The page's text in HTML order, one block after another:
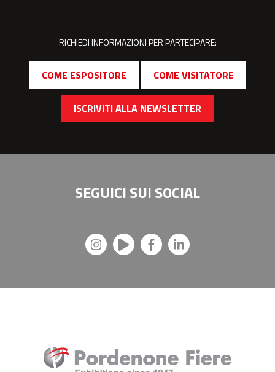
RICHIEDI INFORMAZIONI PER PARTECIPARE:
COME ESPOSITORE COME VISITATORE
ISCRIVITI ALLA NEWSLETTER
SEGUICI SUISOCIAL